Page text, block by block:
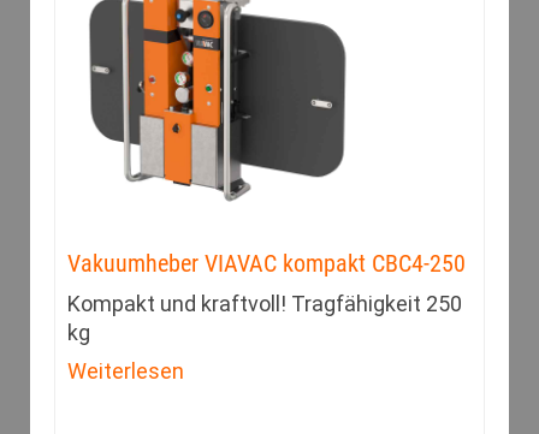
Vakuumheber VIAVAC kompakt CBC4-250
Kompakt und kraftvoll! Tragfähigkeit 250
kg
Weiterlesen